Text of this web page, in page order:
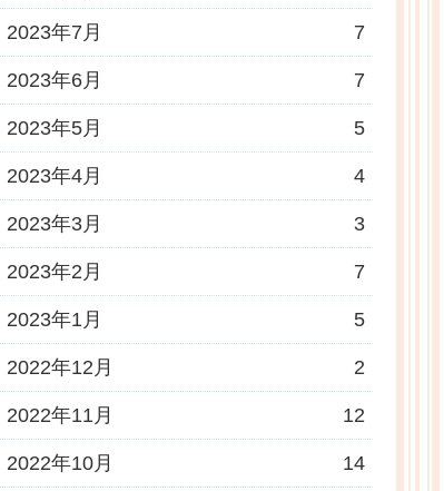
2023年7月 7
2023年6月 7
2023年5月 5
2023年4月 4
2023年3月 3
2023年2月 7
2023年1月 5
2022年12月 2
2022年11月 12
2022年10月 14